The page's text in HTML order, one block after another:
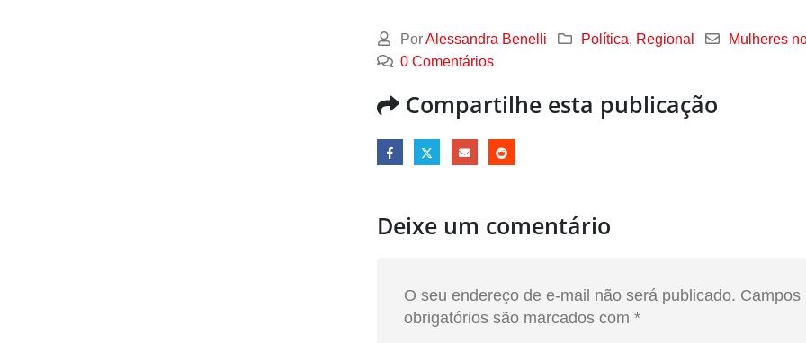
Por Alessandra Benelli Política Regional
Mulheres
0 Comentários
Compartilhe esta publicação
Deixe um comentário
O seu endereço de e-mail não será publicado. Campos
obrigatórios são marcados com *